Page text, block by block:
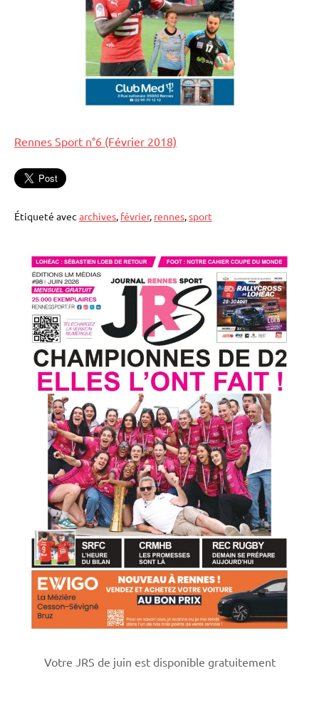
Rennes Sport n°6 (Février 2018)
Étiqueté avec archives, février, rennes,sport
numéros
Votre JRS de juin est disponible gratuitement